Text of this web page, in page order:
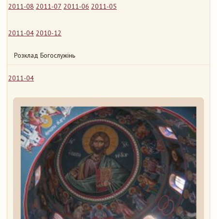
2011-08 2011-07 2011-06 2011-05
2011-04 2010-12
Розклад Богослужінь
2011-04